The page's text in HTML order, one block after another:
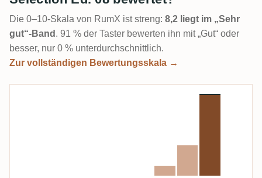
Die 0–10-Skala von RumX ist streng: 8,2 liegt im „Sehr
gut“-Band . 91 % der Taster bewerten ihn mit „Gut“ oder
besser, nur 0 % unterdurchschnittlich.
Zur vollständigen Bewertungsskala →